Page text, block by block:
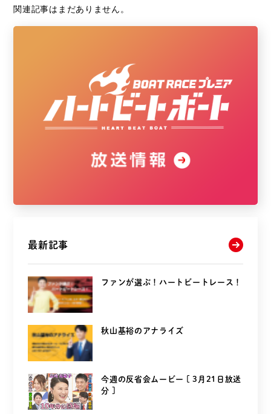
関連記事はまだありません。
最新記事
ファンが選ぶ！ハートビートレース！
秋山基裕のアナライズ
今週の反省会ムービー [ 3月21日放送
分 ]